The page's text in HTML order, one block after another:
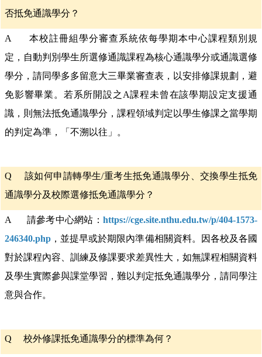
否抵免通識學分？
A 本校註冊組學分審查系統依每學期本中心課程類別規
定，自動判別學生所選修通識課程為核心通識學分或通識選修
學分，請同學多多留意大三畢業審查表，以安排修課規劃，避
免影響畢業。若系所開設之A課程未曾在該學期設定支援通
識，則無法抵免通識學分，課程領域判定以學生修課之當學期
的判定為準，「不溯以往」。
Q該如何申請轉學生/重考生抵免通識學分、交換學生抵免
通識學分及校際選修抵免通識學分？
A 請參考中心網站： https://cge.site.nthu.edu.tw/p/404-1573-
246340.php ，並提早或於期限內準備相關資料。因各校及各國
對於課程內容、訓練及修課要求差異性大，如無課程相關資料
及學生實際參與課堂學習，難以判定抵免通識學分，請同學注
意與合作。
Q 校外修課抵免通識學分的標準為何？